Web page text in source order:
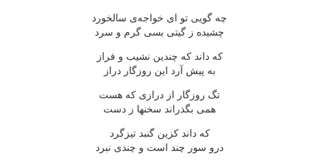
چه گویی تو ای خواجه‌ی سالخورد
چشیده ز گیتی بسی گرم و سرد
که داند که چندین نشیب و فراز
به پیش آرد این روزگار دراز
تگ روزگار از درازی که هست
همی بگذراند سخنها ز دست
که داند کزین گنبد تیزگرد
درو سور چند است و چندی نبرد